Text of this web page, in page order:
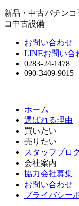
新品・中古パチン
コ中古設備
お問い合わせ
LINEお問い合
0283-24-1478
090-3409-9015
ホーム
選ばれる理由
買いたい
売りたい
スタッフブロ
会社案内
協力会社募集
お問い合わせ
プライバシー